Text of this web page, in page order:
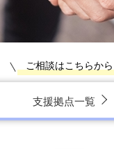
ご相談はこちらから
支援拠点一覧